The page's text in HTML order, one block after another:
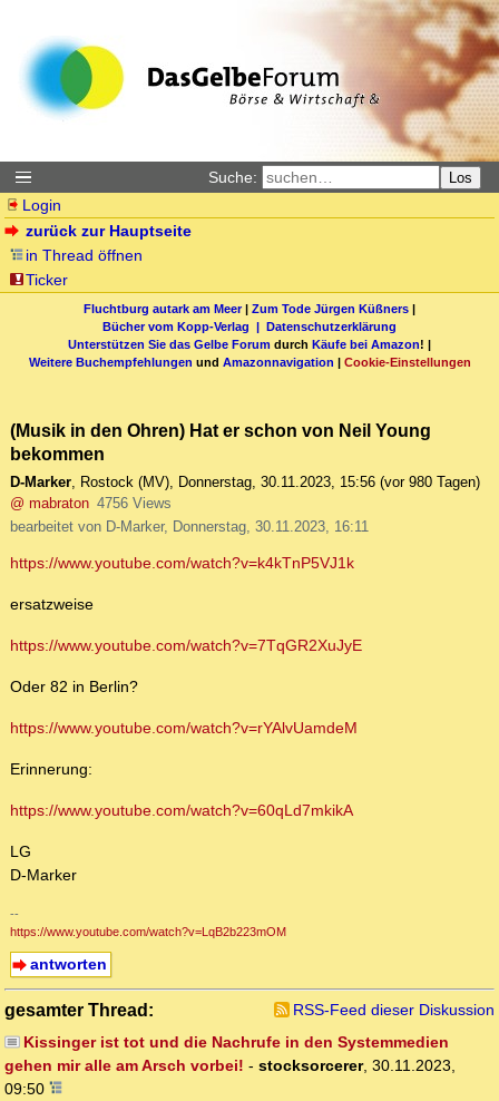
Suche: Los
Login
zurück zur Hauptseite
in Thread öffnen
Ticker
Fluchtburg autark am Meer| Zum Tode Jürgen Küßners |
Bücher vom Kopp-Verlag | Datenschutzerklärung
Unterstützen Sie das Gelbe Forum durch Käufe bei Amazon! |
Weitere Buchempfehlungen und Amazonnavigation | Cookie-Einstellungen
(Musik in den Ohren) Hat er schon von Neil Young
bekommen
D-Marker, Rostock (MV), Donnerstag, 30.11.2023, 15:56 (vor 980 Tagen)
@ mabraton 4756 Views
bearbeitet von D-Marker, Donnerstag, 30.11.2023, 16:11
https://www.youtube.com/watch?v=k4kTnP5VJ1k
ersatzweise
https://www.youtube.com/watch?v=7TqGR2XuJyE
Oder 82 in Berlin?
https://www.youtube.com/watch?v=rYAlvUamdeM
Erinnerung:
https://www.youtube.com/watch?v=60qLd7mkikA
LG
D-Marker
--
https://www.youtube.com/watch?v=LqB2b223mOM
antworten
gesamter Thread:
RSS-Feed dieser Diskussion
Kissinger ist tot und die Nachrufe in den Systemmedien
gehen mir alle am Arsch vorbei! - stocksorcerer, 30.11.2023,
09:50